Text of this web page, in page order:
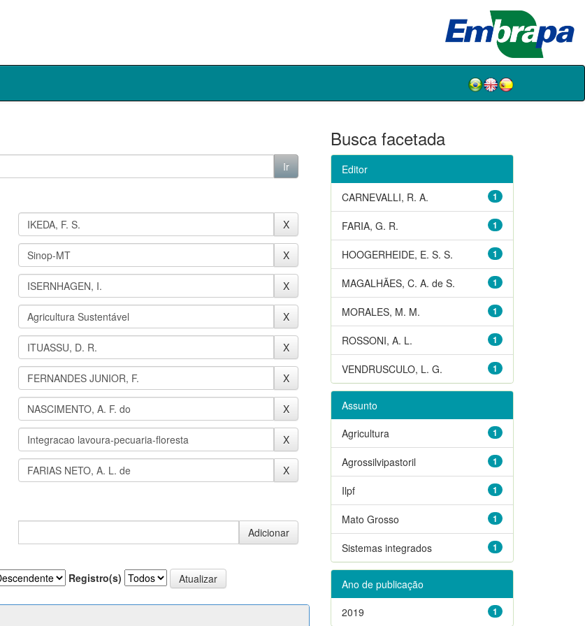
Registro(s)
Busca facetada
Editor
1
CARNEVALLI, R. A.
1
FARIA, G. R.
1
HOOGERHEIDE, E. S. S.
1
MAGALHÃES, C. A. de S.
1
MORALES, M. M.
1
ROSSONI, A. L.
1
VENDRUSCULO, L. G.
Assunto
1
Agricultura
1
Agrossilvipastoril
1
Ilpf
1
Mato Grosso
1
Sistemas integrados
Ano de publicação
1
2019